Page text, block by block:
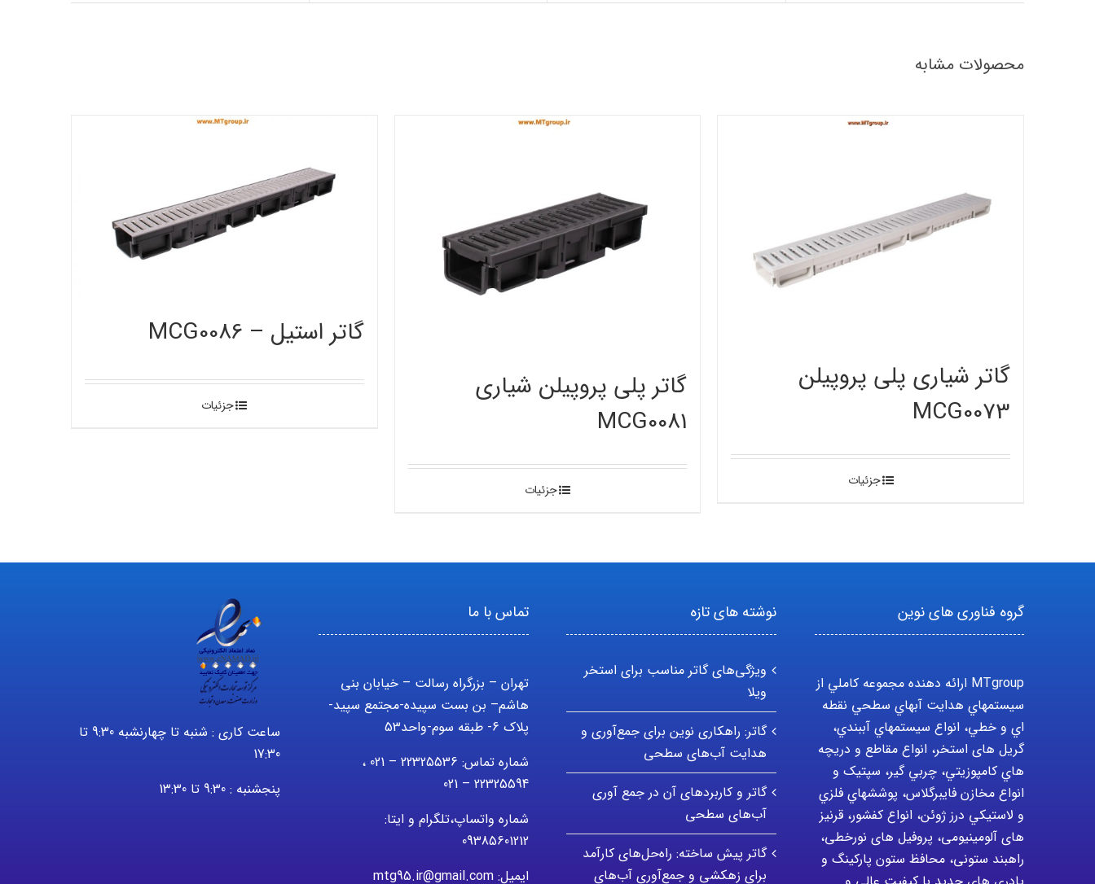
محصولات مشابه
گاتر شیاری پلی پروپیلن
MCG0073
جزئیات
گاتر پلی پروپیلن شیاری
MCG0081
جزئیات
گاتر استیل – MCG0086
جزئیات
گروه فناوری های نوین
MTgroup ارائه دهنده مجموعه کاملي از
سيستمهاي هدايت آبهاي سطحي نقطه
اي و خطي، انواع سيستمهاي آببندي،
گریل های استخر، انواع مقاطع و دريچه
هاي کامپوزيتي، چربي گير، سپتيک و
انواع مخازن فايبرگلاس، پوششهاي فلزي
و لاستيکي درز ژوئن، انواع کفشور، قرنیز
های آلومینیومی، پروفیل های نورخطی،
راهبند ستونی، محافظ ستون پارکينگ و
نوشته های تازه
ویژگی‌های گاتر مناسب برای استخر
ویلا
گاتر: راهکاری نوین برای جمع‌آوری و
هدایت آب‌های سطحی
گاتر و کاربردهای آن در جمع آوری
آب‌های سطحی
گاتر پیش ساخته: راه‌حل‌های کارآمد
برای زهکشی و جمع‌آوری آب‌های
تماس با ما
تهران – بزرگراه رسالت – خیابان بنی
هاشم– بن بست سپیده-مجتمع سپید-
پلاک 6- طبقه سوم-واحد53
شماره تماس: 22325536 – 021 ،
22325594 – 021
شماره واتساپ،تلگرام و ایتا:
09385601212
ایمیل: mtg95.ir@gmail.com
ساعت کاری : شنبه تا چهارنشبه 9:30 تا
17:30
پنجشنبه : 9:30 تا 13:30